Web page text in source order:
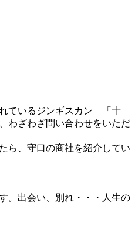
れているジンギスカン 「十
わざわざ問い合わせをいただ
ら、守口の商社を紹介してい
。出会い、別れ・・・人生の